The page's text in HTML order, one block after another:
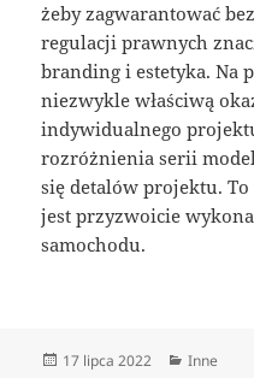
żeby zagwarantować
regulacji prawnych
branding i estetyka. Na
niezwykle właściwą
indywidualnego
rozróżnienia serii
się detalów projektu.
jest przyzwoicie
samochodu.
Data
17 lipca 2022 Kategorie
Inne